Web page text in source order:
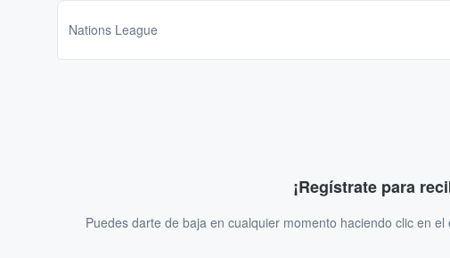
Nations League
¡Regístrate para
Puedes darte de baja en cualquier momento haciendo clic en